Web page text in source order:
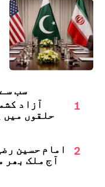
سب
1
آزاد
حلقوں میں
2
امام حسین
آج ملک بھر